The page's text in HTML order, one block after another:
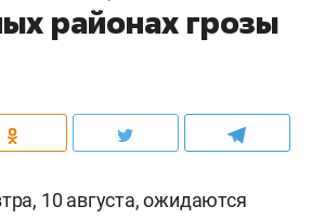
районах грозы
10 августа, ожидаются